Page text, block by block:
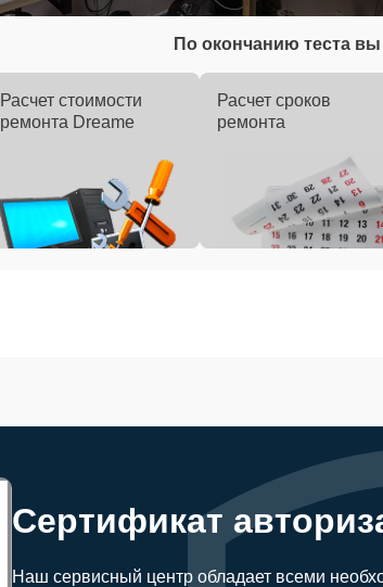
По окончанию теста вы
Расчет стоимости
ремонта Dreame
Расчет сроков
ремонта
Сертификат
Наш сервисный центр обладает всеми